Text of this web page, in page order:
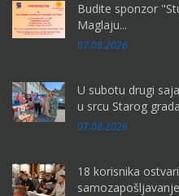
Budite sponzor
Maglaju...
07.08.2026
U subotu drugi
u srcu Starog
07.08.2026
18 korisnika